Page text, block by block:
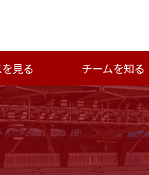
見る チームを知る